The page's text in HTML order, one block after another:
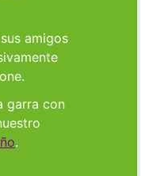
amigos
garra con
.